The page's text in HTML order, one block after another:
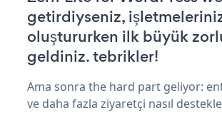
getirdiyseniz,
oluştururken ilk büyük
geldiniz. tebrikler!
Ama sonra the hard part geliyor:
ve daha fazla ziyaretçi nasıl